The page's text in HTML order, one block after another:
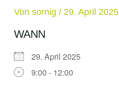
Von sornig / 29. April 2025
WANN
29. April 2025
9:00 - 12:00